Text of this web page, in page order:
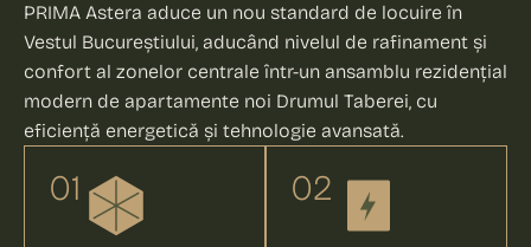
PRIMA Astera aduce un nou standard de locuire în
Vestul Bucureștiului, aducând nivelul de rafinament și
confort al zonelor centrale într-un ansamblu rezidențial
modern de apartamente noi Drumul Taberei, cu
eficiență energetică și tehnologie avansată.
01 02